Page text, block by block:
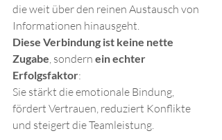
die weit über den reinen Austausch von
Informationen hinausgeht.
Diese Verbindung ist keine nette
Zugabe, sondern ein echter
Erfolgsfaktor:
Sie stärkt die emotionale Bindung,
fördert Vertrauen, reduziert Konflikte
und steigert die Teamleistung.